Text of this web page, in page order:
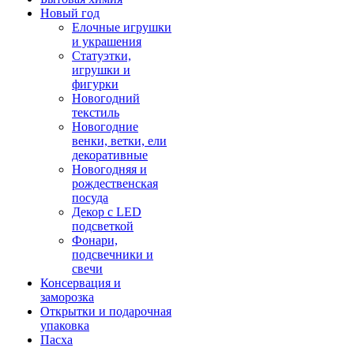
Новый год
Елочные игрушки
и украшения
Статуэтки,
игрушки и
фигурки
Новогодний
текстиль
Новогодние
венки, ветки, ели
декоративные
Новогодняя и
рождественская
посуда
Декор с LED
подсветкой
Фонари,
подсвечники и
свечи
Консервация и
заморозка
Открытки и подарочная
упаковка
Пасха